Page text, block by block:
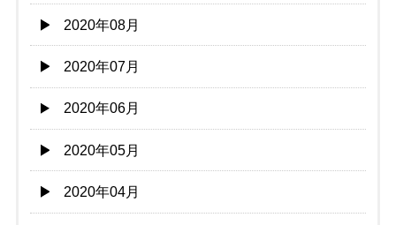
2020年08月
2020年07月
2020年06月
2020年05月
2020年04月